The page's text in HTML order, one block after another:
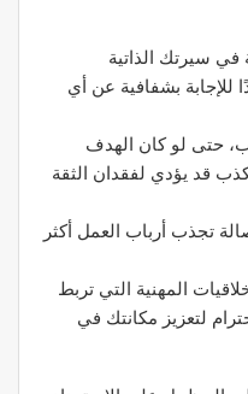
سيرتك الذاتية
للإجابة بشفافية عن أي
حتى لو كان الهدف
قد يؤدي لفقدان الثقة
تجذب أرباب العمل أكثر
المهنية التي تربط
لتعزيز مكانتك في